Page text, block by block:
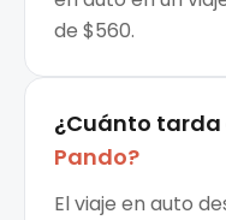
de $560.
¿Cuánto tarda
Pando?
El viaje en auto